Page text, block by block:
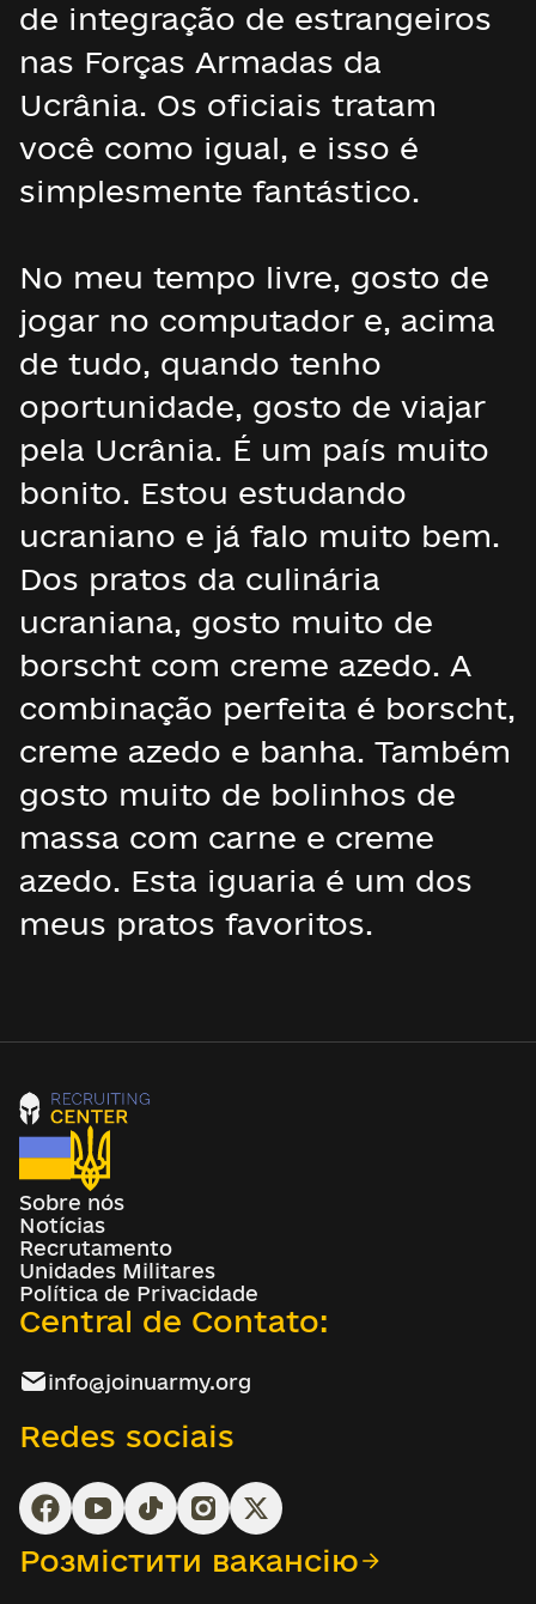
de integração de estrangeiros
nas Forças Armadas da
Ucrânia. Os oficiais tratam
você como igual, e isso é
simplesmente fantástico.
No meu tempo livre, gosto de
jogar no computador e, acima
de tudo, quando tenho
oportunidade, gosto de viajar
pela Ucrânia. É um país muito
bonito. Estou estudando
ucraniano e já falo muito bem.
Dos pratos da culinária
ucraniana, gosto muito de
borscht com creme azedo. A
combinação perfeita é borscht,
creme azedo e banha. Também
gosto muito de bolinhos de
massa com carne e creme
azedo. Esta iguaria é um dos
meus pratos favoritos.
Sobre nós
Notícias
Recrutamento
Unidades Militares
Política de Privacidade
Central de Contato:
info@joinuarmy.org
Redes sociais
Розмістити вакансію